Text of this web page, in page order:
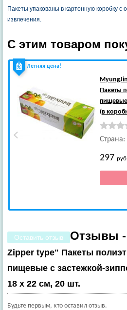
Пакеты упакованы в картонную коробку с
извлечения.
С этим товаром
Летняя цена!
MyungJin
Пакеты
пищевые
(в
297
Оставить отзыв Отзывы -
Zipper type" Пакеты
пищевые с застежкой-
18 x 22 см, 20 шт.
Будьте первым, кто оставил отзыв.